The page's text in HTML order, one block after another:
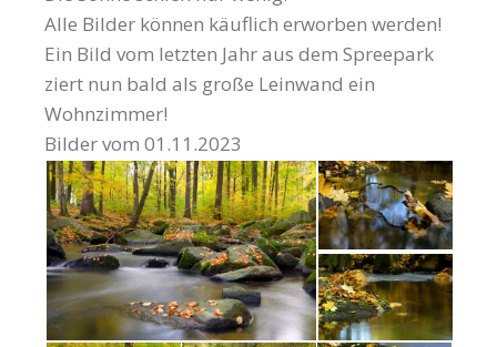
Alle Bilder können käuflich erworben werden!
Ein Bild vom letzten Jahr aus dem Spreepark
ziert nun bald als große Leinwand ein
Wohnzimmer!
Bilder vom 01.11.2023